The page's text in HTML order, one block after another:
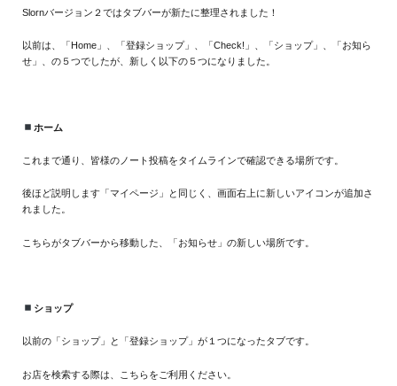
Slornバージョン２ではタブバーが新たに整理されました！
以前は、「Home」、「登録ショップ」、「Check!」、「ショップ」、「お知ら
せ」、の５つでしたが、新しく以下の５つになりました。
ホーム
これまで通り、皆様のノート投稿をタイムラインで確認できる場所です。
後ほど説明します「マイページ」と同じく、画面右上に新しいアイコンが追加さ
れました。
こちらがタブバーから移動した、「お知らせ」の新しい場所です。
ショップ
以前の「ショップ」と「登録ショップ」が１つになったタブです。
お店を検索する際は、こちらをご利用ください。